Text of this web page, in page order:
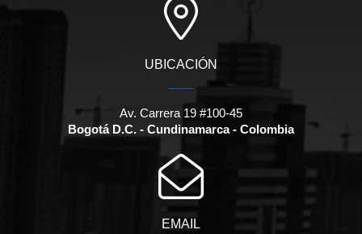
UBICACIÓN
Av. Carrera 19 #100-45
Bogotá D.C. - Cundinamarca - Colombia
EMAIL